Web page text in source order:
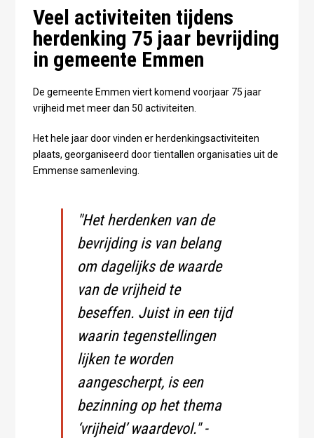
Veel activiteiten tijdens
herdenking 75 jaar bevrijding
in gemeente Emmen
De gemeente Emmen viert komend voorjaar 75 jaar
vrijheid met meer dan 50 activiteiten.
Het hele jaar door vinden er herdenkingsactiviteiten
plaats, georganiseerd door tientallen organisaties uit de
Emmense samenleving.
"Het herdenken van de
bevrijding is van belang
om dagelijks de waarde
van de vrijheid te
beseffen. Juist in een tijd
waarin tegenstellingen
lijken te worden
aangescherpt, is een
bezinning op het thema
‘vrijheid’ waardevol." -